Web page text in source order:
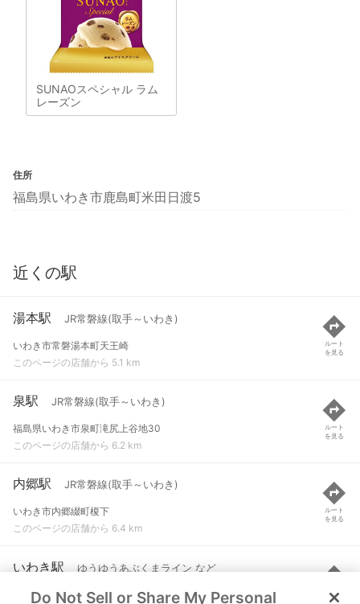
SUNAOスペシャル ラム
レーズン
住所
福島県いわき市鹿島町米田日渡5
近くの駅
湯本駅 JR常磐線(取手～いわき)
いわき市常磐湯本町天王崎
このページの店舗から 5.1 km
ルート
を見る
泉駅 JR常磐線(取手～いわき)
福島県いわき市泉町滝尻上谷地30
このページの店舗から 6.2 km
ルート
を見る
内郷駅 JR常磐線(取手～いわき)
いわき市内郷綴町榎下
このページの店舗から 6.4 km
ルート
を見る
いわき駅 ゆうゆうあぶくまライン など
いわき市平字田町
ルート
を見る
Do Not Sell or Share My Personal